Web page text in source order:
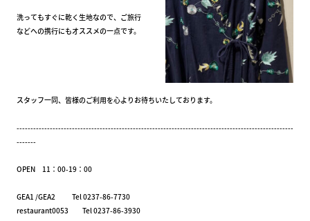
洗ってもすぐに乾く生地なので、ご旅行
などへの携行にもオススメの一点です。
スタッフ一同、皆様のご利用を心よりお待ちいたしております。
----------------------------------------------------------------------------------------------------
-------
OPEN 11：00-19：00
GEA1 /GEA2 Tel 0237-86-7730
restaurant0053 Tel 0237-86-3930